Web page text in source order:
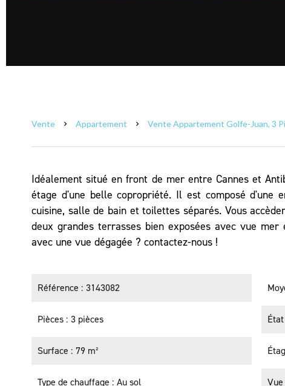
Vente Appartement Vente Appartement Golfe-Juan, 3
Idéalement situé en front de mer entre Cannes et
étage d'une belle copropriété. Il est composé d'une
cuisine, salle de bain et toilettes séparés. Vous
deux grandes terrasses bien exposées avec vue
avec une vue dégagée ? contactez-nous !
Référence 3143082
Pièces 3 pièces
Surface 79 m²
Type de chauffage Au sol
État
Vue